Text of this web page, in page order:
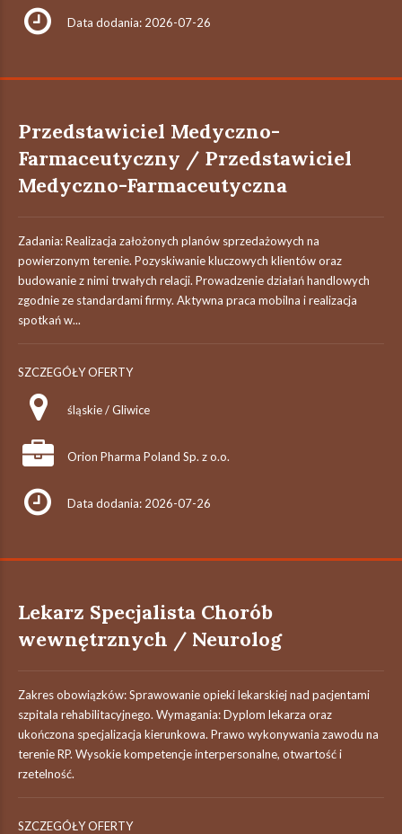
Data dodania: 2026-07-26
Przedstawiciel Medyczno-
Farmaceutyczny / Przedstawiciel
Medyczno-Farmaceutyczna
Zadania: Realizacja założonych planów sprzedażowych na
powierzonym terenie. Pozyskiwanie kluczowych klientów oraz
budowanie z nimi trwałych relacji. Prowadzenie działań handlowych
zgodnie ze standardami firmy. Aktywna praca mobilna i realizacja
spotkań w...
SZCZEGÓŁY OFERTY
śląskie / Gliwice
Orion Pharma Poland Sp. z o.o.
Data dodania: 2026-07-26
Lekarz Specjalista Chorób
wewnętrznych / Neurolog
Zakres obowiązków: Sprawowanie opieki lekarskiej nad pacjentami
szpitala rehabilitacyjnego. Wymagania: Dyplom lekarza oraz
ukończona specjalizacja kierunkowa. Prawo wykonywania zawodu na
terenie RP. Wysokie kompetencje interpersonalne, otwartość i
rzetelność.
SZCZEGÓŁY OFERTY